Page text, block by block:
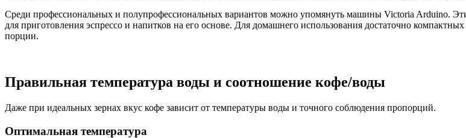
Среди профессиональных и полупрофессиональных вариантов можно упомянуть машины Victoria Arduino.
для приготовления эспрессо и напитков на его основе. Для домашнего использования достаточно
порции.
Правильная температура воды и соотношение кофе/воды
Даже при идеальных зернах вкус кофе зависит от температуры воды и точного соблюдения пропорций.
Оптимальная температура